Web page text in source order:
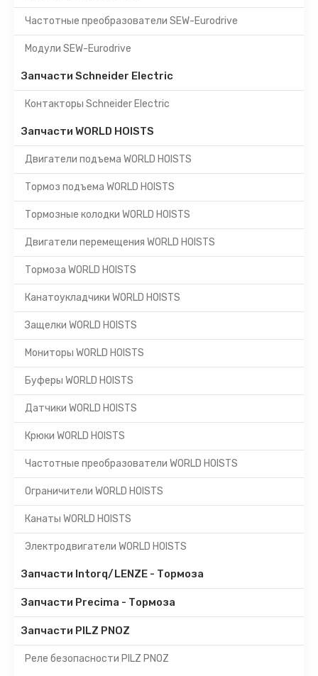
Частотные преобразователи SEW-Eurodrive
Модули SEW-Eurodrive
Запчасти Schneider Electric
Контакторы Schneider Electric
Запчасти WORLD HOISTS
Двигатели подъема WORLD HOISTS
Тормоз подъема WORLD HOISTS
Тормозные колодки WORLD HOISTS
Двигатели перемещения WORLD HOISTS
Тормоза WORLD HOISTS
Канатоукладчики WORLD HOISTS
Защелки WORLD HOISTS
Мониторы WORLD HOISTS
Буферы WORLD HOISTS
Датчики WORLD HOISTS
Крюки WORLD HOISTS
Частотные преобразователи WORLD HOISTS
Ограничители WORLD HOISTS
Канаты WORLD HOISTS
Электродвигатели WORLD HOISTS
Запчасти Intorq/LENZE - Тормоза
Запчасти Precima - Тормоза
Запчасти PILZ PNOZ
Реле безопасности PILZ PNOZ